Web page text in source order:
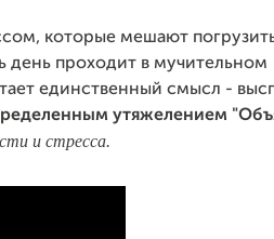
которые мешают
день проходит в мучительном
единственный смысл -
утяжелением
и стресса.